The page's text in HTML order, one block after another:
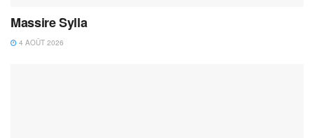
Massire Sylla
4 AOÛT 2026